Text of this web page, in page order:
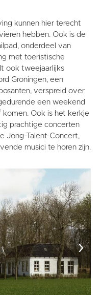
kunnen hier terecht
hebben. Ook is de
onderdeel van
met toeristische
ook tweejaarlijks
Groningen, een
verspreid over
een weekend
Ook is het kerkje
prachtige concerten
Jong-Talent-Concert,
musici te horen zijn.
›